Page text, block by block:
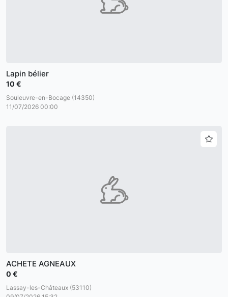
Lapin bélier
10 €
Souleuvre-en-Bocage (14350)
11/07/2026 00:00
ACHETE AGNEAUX
0 €
Lassay-les-Châteaux (53110)